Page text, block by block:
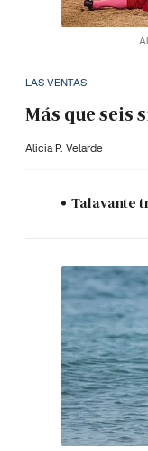
LAS VENTAS
Más que seis
Alicia P. Velarde
Talavante